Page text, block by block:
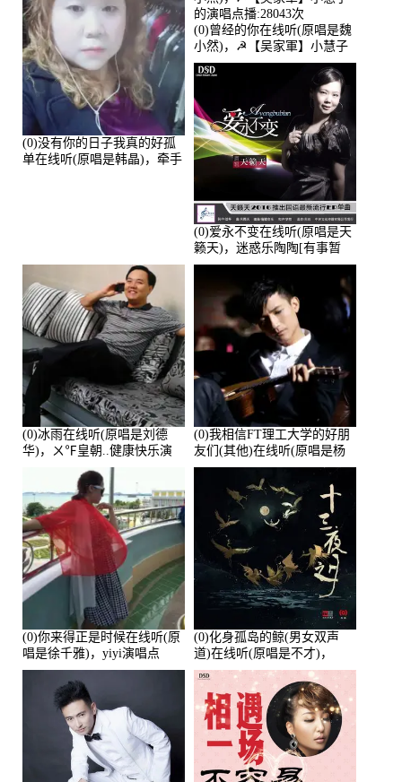
(0)没有你的日子我真的好孤
单在线听(原唱是韩晶)，牵手
(0)曾经的你在线听(原唱是魏
小然)，☭【吴家軍】小慧子
的演唱点播:28043次
(0)爱永不变在线听(原唱是天
籁天)，迷惑乐陶陶[有事暂
离]演唱点播:27678次
(0)冰雨在线听(原唱是刘德
华)，ㄨ℉皇朝..健康快乐演
唱点播:26643次
(0)我相信FT理工大学的好朋
友们(其他)在线听(原唱是杨
培安)，老乔演唱点播:23714
(0)你来得正是时候在线听(原
唱是徐千雅)，yiyi演唱点
播:21991次
(0)化身孤岛的鲸(男女双声
道)在线听(原唱是不才)，
HGBai演唱点播:19428次